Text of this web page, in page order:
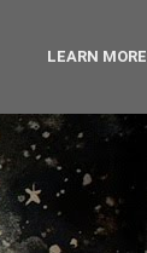
LEARN MORE